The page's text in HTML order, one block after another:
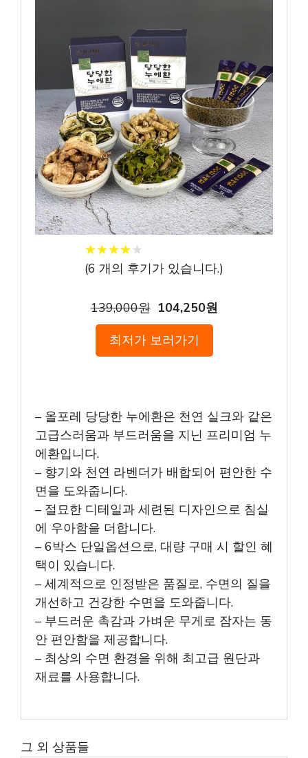
★★★★★
★★★★★
(6 개의 후기가 있습니다.)
139,000원 104,250원
최저가 보러가기
– 올포레 당당한 누에환은 천연 실크와 같은
고급스러움과 부드러움을 지닌 프리미엄 누
에환입니다.
– 향기와 천연 라벤더가 배합되어 편안한 수
면을 도와줍니다.
– 절묘한 디테일과 세련된 디자인으로 침실
에 우아함을 더합니다.
– 6박스 단일옵션으로, 대량 구매 시 할인 혜
택이 있습니다.
– 세계적으로 인정받은 품질로, 수면의 질을
개선하고 건강한 수면을 도와줍니다.
– 부드러운 촉감과 가벼운 무게로 잠자는 동
안 편안함을 제공합니다.
– 최상의 수면 환경을 위해 최고급 원단과
재료를 사용합니다.
그 외 상품들